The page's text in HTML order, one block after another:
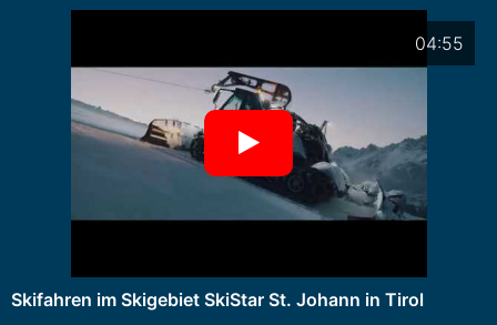
04:55
Skifahren im Skigebiet SkiStar St. Johann in Tirol